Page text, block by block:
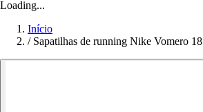
Loading...
Início
/ Sapatilhas de running Nike Vomero 18